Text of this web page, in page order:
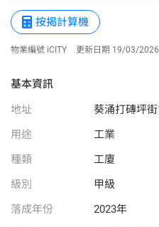
間及內置電熱水爐，實屬市場
空間靈活性，全天候24小時六
核心交匯點，完善交通網絡，
按揭計算機
物業編號 iCITY 更新日期 19/03/2026
基本資訊
地址
葵涌打磚坪
用途
工業
種類
工廈
級別
甲級
落成年份
2023年